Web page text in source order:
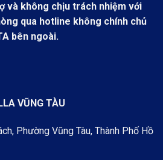
và không chịu trách nhiệm với
qua hotline không chính chủ
bên ngoài.
VŨNG TÀU
Phường Vũng Tàu, Thành Phố Hồ